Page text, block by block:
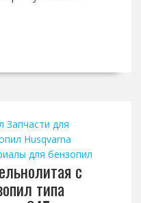
Запчасти для
Husqvarna
для бензопил
с
типа